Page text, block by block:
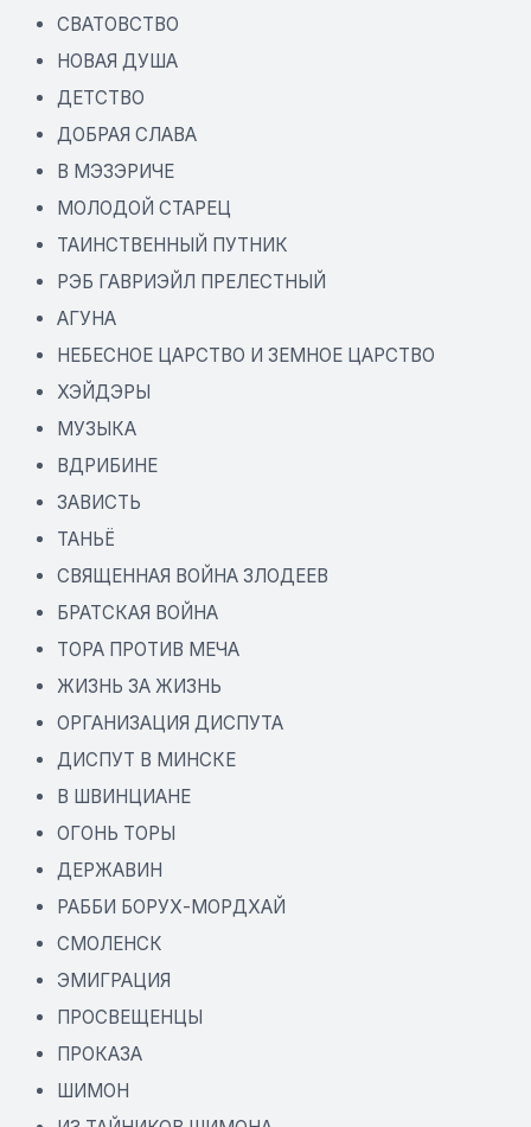
СВАТОВСТВО
НОВАЯ ДУША
ДЕТСТВО
ДОБРАЯ СЛАВА
В МЭЗЭРИЧЕ
МОЛОДОЙ СТАРЕЦ
ТАИНСТВЕННЫЙ ПУТНИК
РЭБ ГАВРИЭЙЛ ПРЕЛЕСТНЫЙ
АГУНА
НЕБЕСНОЕ ЦАРСТВО И ЗЕМНОЕ ЦАРСТВО
ХЭЙДЭРЫ
МУЗЫКА
ВДРИБИНЕ
ЗАВИСТЬ
ТАНЬЁ
СВЯЩЕННАЯ ВОЙНА ЗЛОДЕЕВ
БРАТСКАЯ ВОЙНА
ТОРА ПРОТИВ МЕЧА
ЖИЗНЬ ЗА ЖИЗНЬ
ОРГАНИЗАЦИЯ ДИСПУТА
ДИСПУТ В МИНСКЕ
В ШВИНЦИАНЕ
ОГОНЬ ТОРЫ
ДЕРЖАВИН
РАББИ БОРУХ-МОРДХАЙ
СМОЛЕНСК
ЭМИГРАЦИЯ
ПРОСВЕЩЕНЦЫ
ПРОКАЗА
ШИМОН